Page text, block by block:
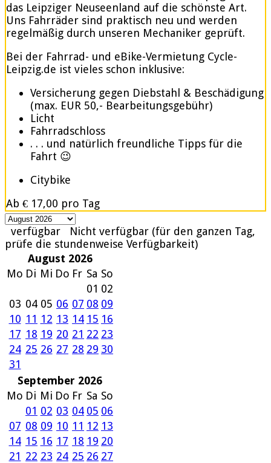
das Leipziger Neuseenland auf die schönste Art.
Uns Fahrräder sind praktisch neu und werden
regelmäßig durch unseren Mechaniker geprüft.
Bei der Fahrrad- und eBike-Vermietung Cycle-
Leipzig.de ist vieles schon inklusive:
Versicherung gegen Diebstahl & Beschädigung
(max. EUR 50,- Bearbeitungsgebühr)
Licht
Fahrradschloss
. . . und natürlich freundliche Tipps für die
Fahrt 😉
Citybike
Ab € 17,00 pro Tag
verfügbar
Nicht verfügbar (für den ganzen Tag,
prüfe die stundenweise Verfügbarkeit)
August 2026
Mo Di Mi Do Fr Sa So
01 02
03 04 05 06 07 08 09
10 11 12 13 14 15 16
17 18 19 20 21 22 23
24 25 26 27 28 29 30
31
September 2026
Mo Di Mi Do Fr Sa So
01 02 03 04 05 06
07 08 09 10 11 12 13
14 15 16 17 18 19 20
21 22 23 24 25 26 27